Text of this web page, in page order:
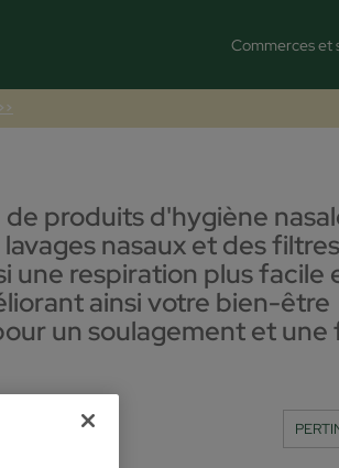
Commerces et
produits d'hygiène
nasaux et des
une respiration plus facile
ainsi votre bien-être
un soulagement et